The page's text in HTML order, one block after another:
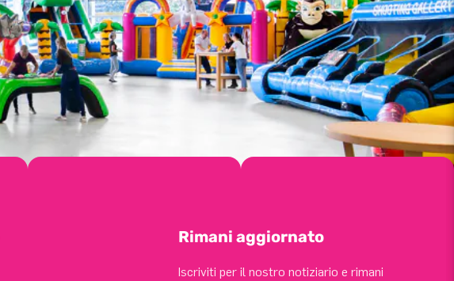
Rimani aggiornato
Iscriviti per il nostro notiziario e rimani